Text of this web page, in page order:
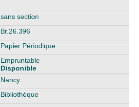
sans section
Br.26.396
Papier Périodique
Empruntable
Disponible
Nancy
Bibliothèque